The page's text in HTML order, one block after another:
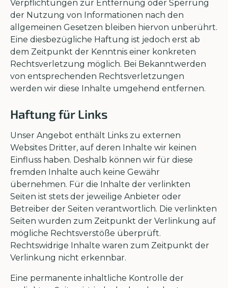
Verpflichtungen zur Entfernung oder Sperrung
der Nutzung von Informationen nach den
allgemeinen Gesetzen bleiben hiervon unberührt.
Eine diesbezügliche Haftung ist jedoch erst ab
dem Zeitpunkt der Kenntnis einer konkreten
Rechtsverletzung möglich. Bei Bekanntwerden
von entsprechenden Rechtsverletzungen
werden wir diese Inhalte umgehend entfernen.
Haftung für Links
Unser Angebot enthält Links zu externen
Websites Dritter, auf deren Inhalte wir keinen
Einfluss haben. Deshalb können wir für diese
fremden Inhalte auch keine Gewähr
übernehmen. Für die Inhalte der verlinkten
Seiten ist stets der jeweilige Anbieter oder
Betreiber der Seiten verantwortlich. Die verlinkten
Seiten wurden zum Zeitpunkt der Verlinkung auf
mögliche Rechtsverstöße überprüft.
Rechtswidrige Inhalte waren zum Zeitpunkt der
Verlinkung nicht erkennbar.
Eine permanente inhaltliche Kontrolle der